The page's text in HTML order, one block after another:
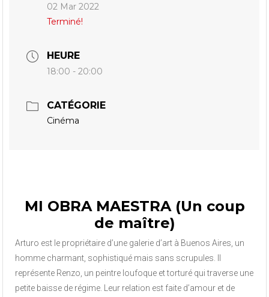
02 Mar 2022
Terminé!
HEURE
18:00 - 20:00
CATÉGORIE
Cinéma
MI OBRA MAESTRA (Un coup
de maître)
Arturo est le propriétaire d’une galerie d’art à Buenos Aires, un
homme charmant, sophistiqué mais sans scrupules. Il
représente Renzo, un peintre loufoque et torturé qui traverse une
petite baisse de régime. Leur relation est faite d’amour et de